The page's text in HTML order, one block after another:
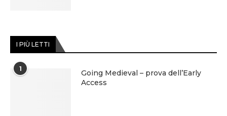
I PIÙ LETTI
1
Going Medieval – prova dell’Early
Access